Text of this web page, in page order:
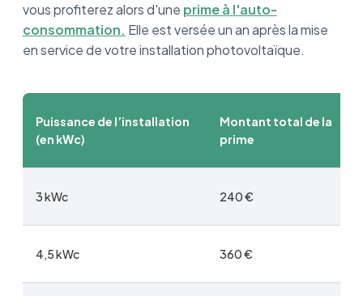
vous profiterez alors d'une prime à l'auto-
consommation. Elle est versée un an après la mise
en service de votre installation photovoltaïque.
Puissance de l’installation
(en kWc)
Montant total de la
prime
3 kWc 240 €
4,5 kWc 360 €